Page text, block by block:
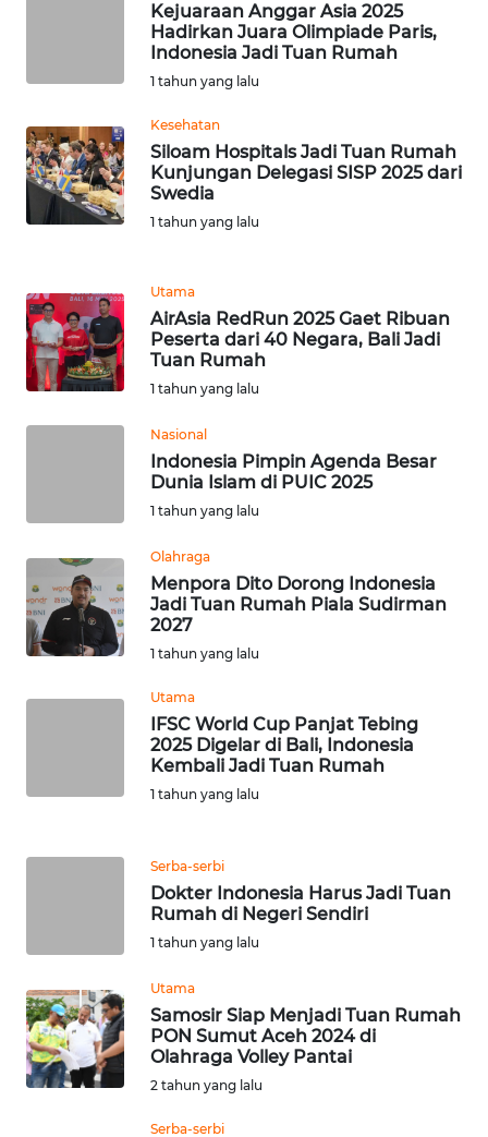
Kejuaraan Anggar Asia 2025
Hadirkan Juara Olimpiade Paris,
Indonesia Jadi Tuan Rumah
1 tahun yang lalu
Kesehatan
Siloam Hospitals Jadi Tuan Rumah
Kunjungan Delegasi SISP 2025 dari
Swedia
1 tahun yang lalu
Utama
AirAsia RedRun 2025 Gaet Ribuan
Peserta dari 40 Negara, Bali Jadi
Tuan Rumah
1 tahun yang lalu
Nasional
Indonesia Pimpin Agenda Besar
Dunia Islam di PUIC 2025
1 tahun yang lalu
Olahraga
Menpora Dito Dorong Indonesia
Jadi Tuan Rumah Piala Sudirman
2027
1 tahun yang lalu
Utama
IFSC World Cup Panjat Tebing
2025 Digelar di Bali, Indonesia
Kembali Jadi Tuan Rumah
1 tahun yang lalu
Serba-serbi
Dokter Indonesia Harus Jadi Tuan
Rumah di Negeri Sendiri
1 tahun yang lalu
Utama
Samosir Siap Menjadi Tuan Rumah
PON Sumut Aceh 2024 di
Olahraga Volley Pantai
2 tahun yang lalu
Serba-serbi
JABAR
WN
BANTEN
NTT
WN
KEPRI
BARAT
WN
RIAU
WN
JAMBI
WN
WN
SULTENG